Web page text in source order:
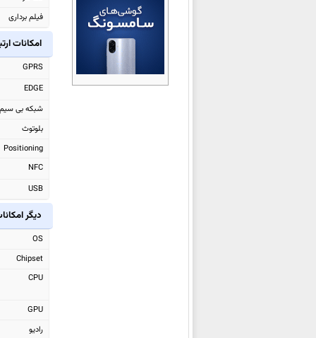
MatePad 11.5 (2026)
فیلم برداری
امکانات
GPRS
EDGE
شبکه بی سیم
بلوتوث
Positioning
NFC
USB
دیگر
OS
Chipset
CPU
GPU
رادیو